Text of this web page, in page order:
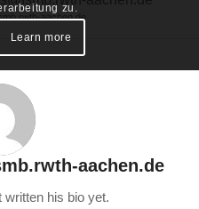
aachen.de
aachen.de
written his bio yet.
zu.
Learn more